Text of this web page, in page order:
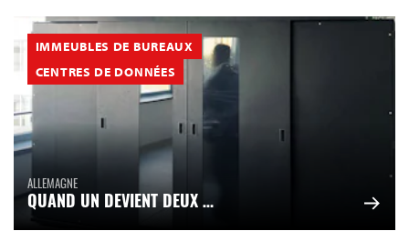
IMMEUBLES DE BUREAUX
CENTRES DE DONNÉES
ALLEMAGNE
QUAND UN DEVIENT DEUX …